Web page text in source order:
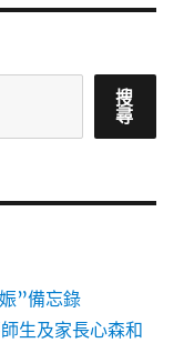
搜
尋
”備忘錄
生及家長心森和